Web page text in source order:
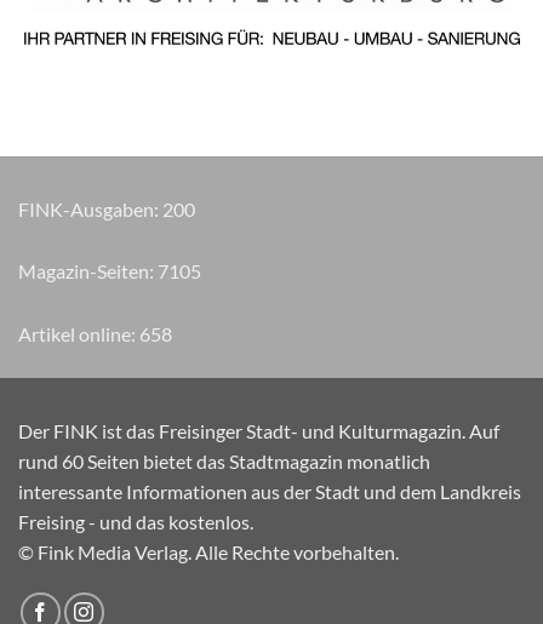
FINK-Ausgaben: 200
Magazin-Seiten: 8765
Artikel online: 658
Der FINK ist das Freisinger Stadt- und Kulturmagazin. Auf
rund 60 Seiten bietet das Stadtmagazin monatlich
interessante Informationen aus der Stadt und dem Landkreis
Freising - und das kostenlos.
© Fink Media Verlag. Alle Rechte vorbehalten.